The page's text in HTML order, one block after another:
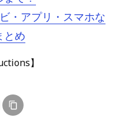
・アプリ・スマホな
とめ
】